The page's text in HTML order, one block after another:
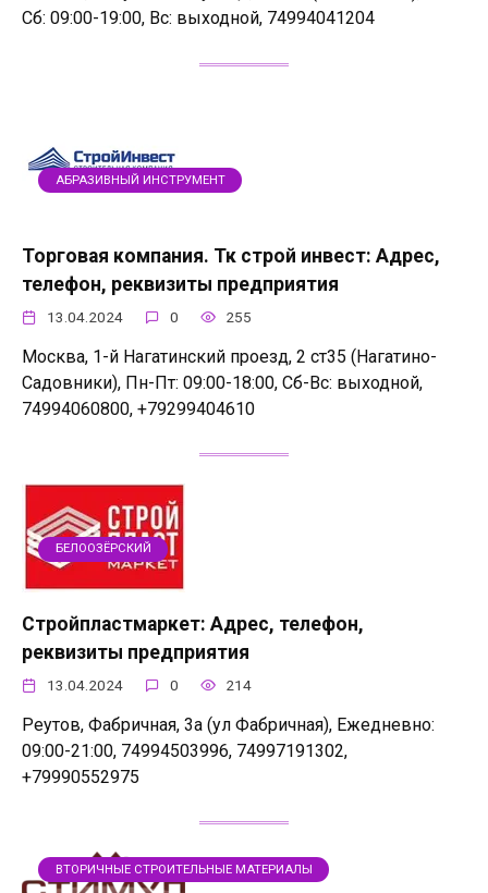
Сб: 09:00-19:00, Вс: выходной, 74994041204
АБРАЗИВНЫЙ ИНСТРУМЕНТ
Торговая компания. Тк строй инвест: Адрес,
телефон, реквизиты предприятия
13.04.2024 0 255
Москва, 1-й Нагатинский проезд, 2 ст35 (Нагатино-
Садовники), Пн-Пт: 09:00-18:00, Сб-Вс: выходной,
74994060800, +79299404610
БЕЛООЗЁРСКИЙ
Стройпластмаркет: Адрес, телефон,
реквизиты предприятия
13.04.2024 0 214
Реутов, Фабричная, 3а (ул Фабричная), Ежедневно:
09:00-21:00, 74994503996, 74997191302,
+79990552975
ВТОРИЧНЫЕ СТРОИТЕЛЬНЫЕ МАТЕРИАЛЫ